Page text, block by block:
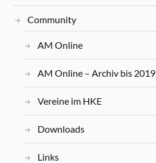
Community
AM Online
AM Online – Archiv bis 2019
Vereine im HKE
Downloads
Links